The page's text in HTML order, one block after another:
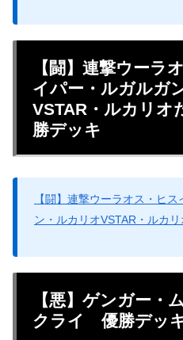
【闘】連撃ウーラ
イパー・ルガルガ
VSTAR・ルカリ
勝デッキ
【闘】連撃ウーラオス・ヒ
ン・ルカリオVSTAR・ルカ
【悪】ゲンガー・
クライ 優勝デッ